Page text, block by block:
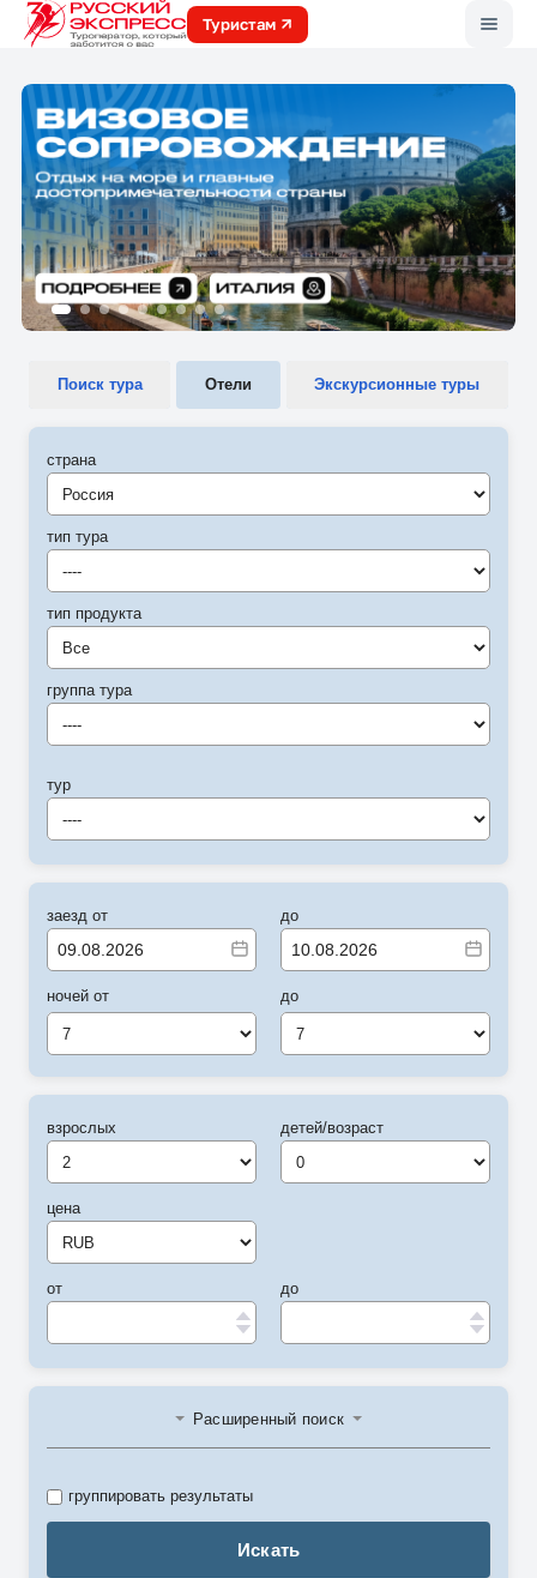
Туристам
Поиск тура Отели Экскурсионные туры
страна
Россия
тип тура
----
тип продукта
Все
группа тура
----
тур
----
заезд от
ночей от
7
до
до
7
взрослых
цена
от
детей/возраст
до
Расширенный поиск
Искать
группировать результаты